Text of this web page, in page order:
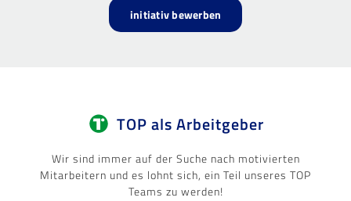
initiativ bewerben
TOP als Arbeitgeber
Wir sind immer auf der Suche nach motivierten
Mitarbeitern und es lohnt sich, ein Teil unseres TOP
Teams zu werden!